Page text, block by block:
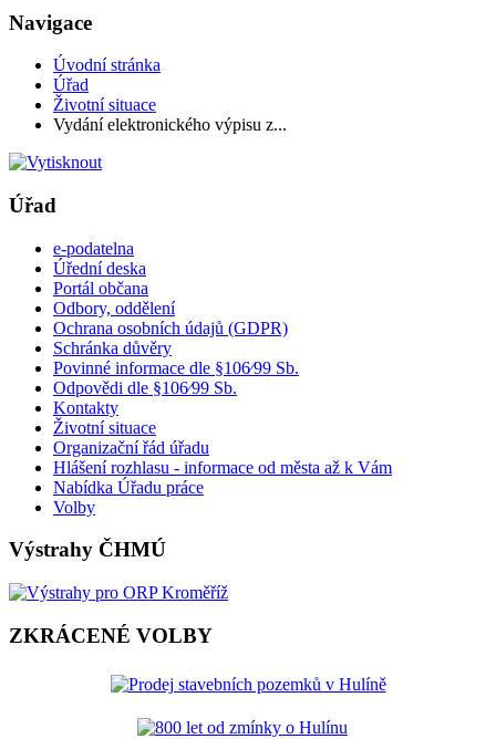
Navigace
Úvodní stránka
Úřad
Životní situace
Vydání elektronického výpisu z...
Úřad
e-podatelna
Úřední deska
Portál občana
Odbory, oddělení
Ochrana osobních údajů (GDPR)
Schránka důvěry
Povinné informace dle §106⁄99 Sb.
Odpovědi dle §106⁄99 Sb.
Kontakty
Životní situace
Organizační řád úřadu
Hlášení rozhlasu - informace od města až k Vám
Nabídka Úřadu práce
Volby
Výstrahy ČHMÚ
ZKRÁCENÉ VOLBY